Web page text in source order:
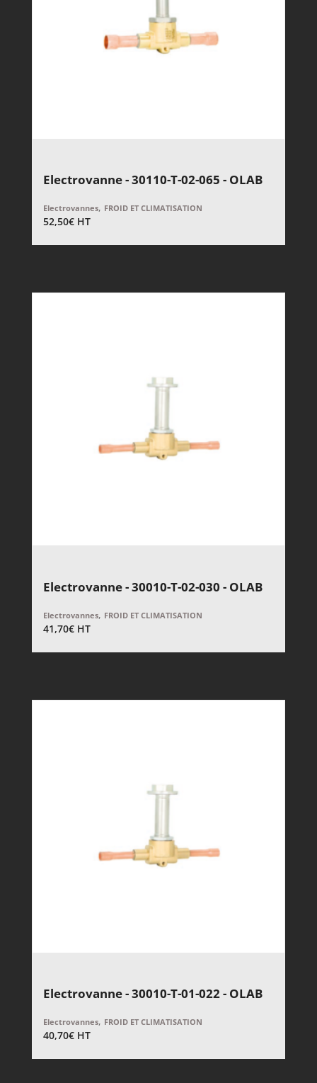
Electrovanne - 30110-T-02-065 - OLAB
Electrovannes, FROID ET CLIMATISATION
52,50€ HT
Electrovanne - 30010-T-02-030 - OLAB
Electrovannes, FROID ET CLIMATISATION
41,70€ HT
Electrovanne - 30010-T-01-022 - OLAB
Electrovannes, FROID ET CLIMATISATION
40,70€ HT